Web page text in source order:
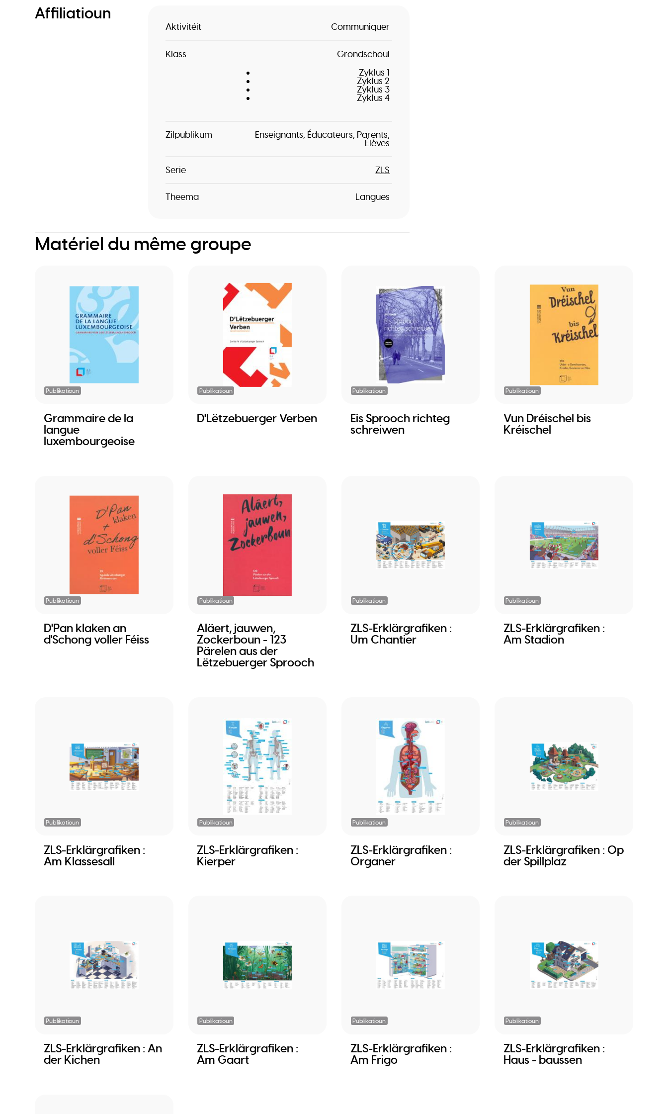
Affiliatioun
Aktivitéit Communiquer
Klass
Grondschoul
Zyklus 1
Zyklus 2
Zyklus 3
Zyklus 4
Zilpublikum Enseignants Éducateurs Parents
Élèves
Serie ZLS
Theema Langues
Matériel du même groupe
Publikatioun
Grammaire de la
langue
luxembourgeoise
Publikatioun
D'Lëtzebuerger Verben
Publikatioun
Eis Sprooch richteg
schreiwen
Publikatioun
Vun Dréischel bis
Kréischel
Publikatioun
D'Pan klaken an
d'Schong voller Féiss
Publikatioun
Aläert, jauwen,
Zockerboun - 123
Pärelen aus der
Lëtzebuerger Sprooch
Publikatioun
ZLS-Erklärgrafiken :
Um Chantier
Publikatioun
ZLS-Erklärgrafiken :
Am Stadion
Publikatioun
ZLS-Erklärgrafiken :
Am Klassesall
Publikatioun
ZLS-Erklärgrafiken :
Kierper
Publikatioun
ZLS-Erklärgrafiken :
Organer
Publikatioun
ZLS-Erklärgrafiken : Op
der Spillplaz
Publikatioun
ZLS-Erklärgrafiken : An
der Kichen
Publikatioun
ZLS-Erklärgrafiken :
Am Gaart
Publikatioun
ZLS-Erklärgrafiken :
Am Frigo
Publikatioun
ZLS-Erklärgrafiken :
Haus - baussen